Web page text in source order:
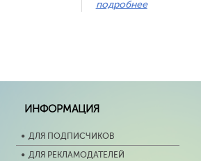
подробнее
ИНФОРМАЦИЯ
ДЛЯ ПОДПИСЧИКОВ
ДЛЯ РЕКЛАМОДАТЕЛЕЙ